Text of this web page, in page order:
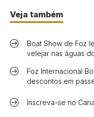
Veja também
Boat Show de Foz
velejar nas águas
Foz Internacional
descontos em
Inscreva-se no